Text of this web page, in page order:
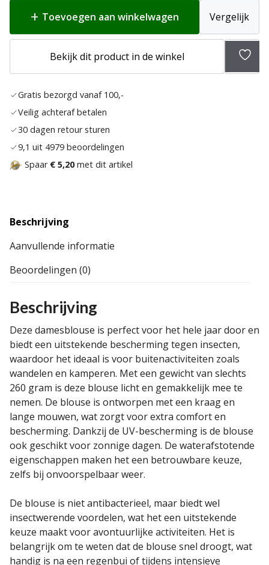
€ 129,95.€ 103,96.
Toevoegen aan winkelwagen Vergelijk
Bekijk dit product in de winkel
Gratis bezorgd vanaf 100,-
Veilig achteraf betalen
30 dagen retour sturen
9,1 uit 4979 beoordelingen
Spaar € 5,20met dit artikel
Beschrijving
Aanvullende informatie
Beoordelingen (0)
Beschrijving
Deze damesblouse is perfect voor het hele jaar door en
biedt een uitstekende bescherming tegen insecten,
waardoor het ideaal is voor buitenactiviteiten zoals
wandelen en kamperen. Met een gewicht van slechts
260 gram is deze blouse licht en gemakkelijk mee te
nemen. De blouse is ontworpen met een kraag en
lange mouwen, wat zorgt voor extra comfort en
bescherming. Dankzij de UV-bescherming is de blouse
ook geschikt voor zonnige dagen. De waterafstotende
eigenschappen maken het een betrouwbare keuze,
zelfs bij onvoorspelbaar weer.
De blouse is niet antibacterieel, maar biedt wel
insectwerende voordelen, wat het een uitstekende
keuze maakt voor avontuurlijke activiteiten. Het is
belangrijk om te weten dat de blouse snel droogt, wat
handig is na een regenbui of tijdens intensieve